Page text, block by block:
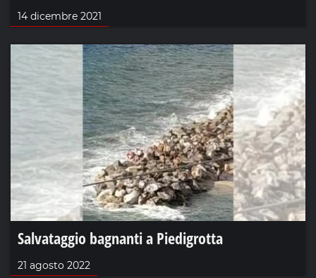
14 dicembre 2021
Salvataggio bagnanti a Piedigrotta
21 agosto 2022